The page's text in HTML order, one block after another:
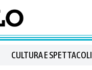
CULTURA E SPETTACOLI